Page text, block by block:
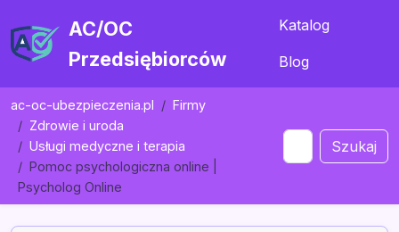
AC/OC
Przedsiębiorców
Katalog
Blog
ac-oc-ubezpieczenia.pl
Firmy
Zdrowie i uroda
Usługi medyczne i terapia
Pomoc psychologiczna online |
Psycholog Online
Szukaj